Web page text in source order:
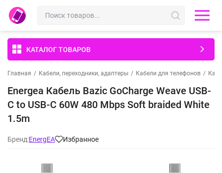
КАТАЛОГ ТОВАРОВ
Главная / Кабели, переходники, адаптеры / Кабели для телефонов /
Energea Кабель Bazic GoCharge Weave USB-
C to USB-C 60W 480 Mbps Soft braided White
1.5m
Бренд:EnergEA Избранное